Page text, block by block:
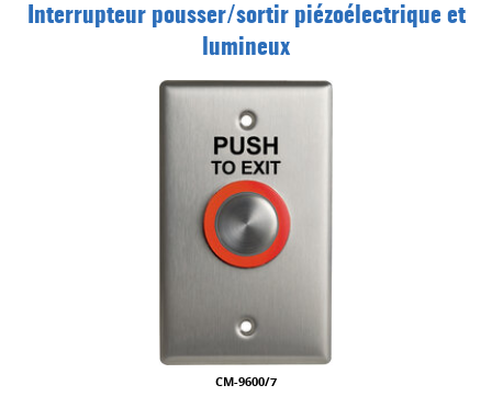
Interrupteur pousser/sortir piézoélectrique et
lumineux
CM-9600/7